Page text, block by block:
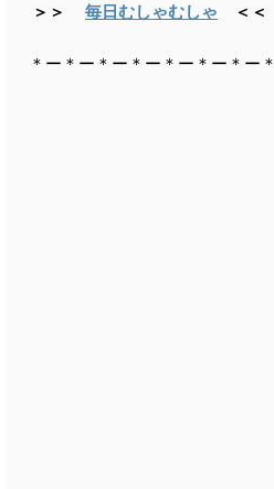
＞＞ 毎日むしゃむしゃ ＜＜
＊ー＊ー＊ー＊ー＊ー＊ー＊ー＊